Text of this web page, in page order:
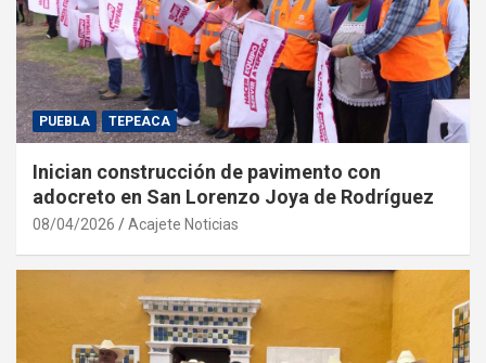
PUEBLA TEPEACA
Inician construcción de pavimento con
adocreto en San Lorenzo Joya de Rodríguez
08/04/2026 Acajete Noticias